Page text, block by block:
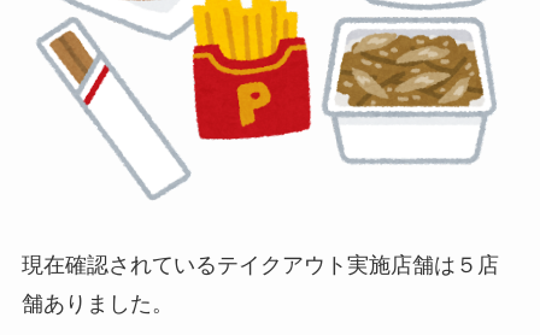
現在確認されているテイクアウト実施店舗は５店
舗ありました。